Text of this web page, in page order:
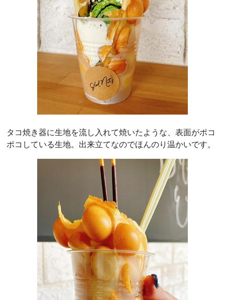
タコ焼き器に生地を流し入れて焼いたような、表面がポコ
ポコしている生地。出来立てなのでほんのり温かいです。